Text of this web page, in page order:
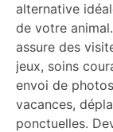
alternative
de votre
assure des
jeux, soins
envoi de
vacances,
ponctuelles.